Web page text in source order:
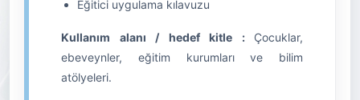
Eğitici uygulama kılavuzu
Kullanım alanı / hedef kitle : Çocuklar,
ebeveynler, eğitim kurumları ve bilim
atölyeleri.